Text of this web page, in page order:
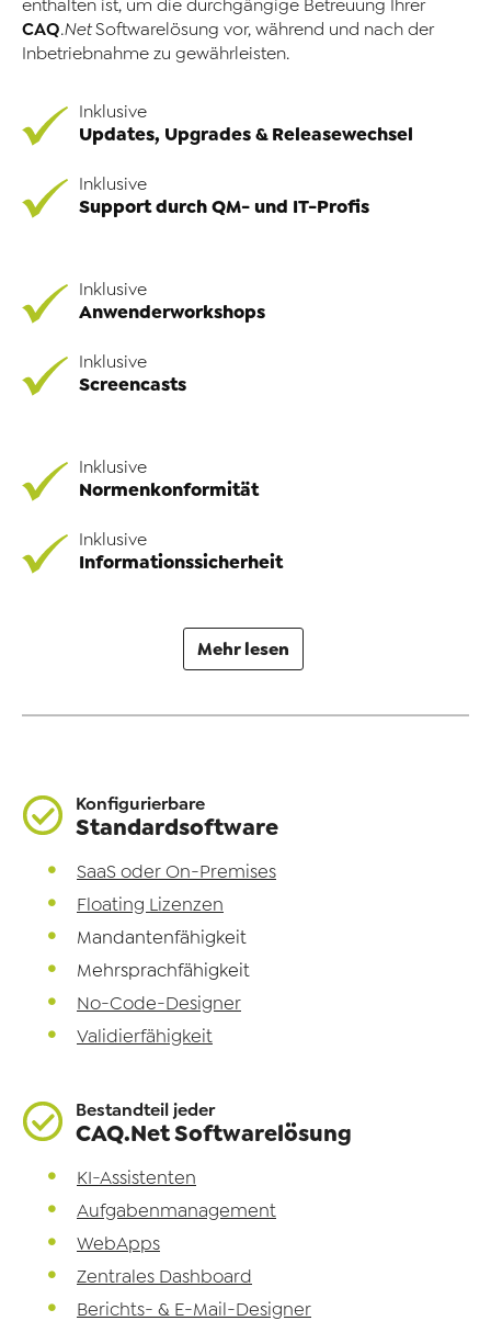
enthalten ist, um die durchgängige Betreuung Ihrer
CAQ.NetSoftwarelösung vor, während und nach der
Inbetriebnahme zu gewährleisten.
Inklusive
Updates, Upgrades & Releasewechsel
Inklusive
Support durch QM- und IT-Profis
Inklusive
Anwenderworkshops
Inklusive
Screencasts
Inklusive
Normenkonformität
Inklusive
Informationssicherheit
Mehr lesen
Konfigurierbare
Standardsoftware
SaaS oder On-Premises
Floating Lizenzen
Mandantenfähigkeit
Mehrsprachfähigkeit
No-Code-Designer
Validierfähigkeit
Bestandteil jeder
CAQ.Net Softwarelösung
KI-Assistenten
Aufgabenmanagement
WebApps
Zentrales Dashboard
Berichts- & E-Mail-Designer